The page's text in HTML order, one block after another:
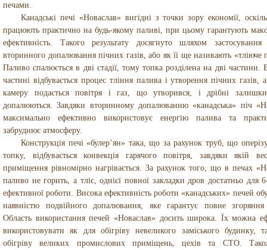
печами.
Канадські печі «Новаслав» вигідні з точки зору економії,
працюють практично на будь-якому паливі, при цьому гарантують
ефективність. Такого результату досягнуто шляхом застосування
вторинного допалювання пічних газів, або як її ще називають «тліюче
Паливо спалюється в дві стадії, тому топка розділена на дві частини.
частині відбувається процес тління палива і утворення пічних газів,
камеру подається повітря і газ, що утворився, і дрібні
допалюються. Завдяки вторинному допалюванню «канадська» піч
максимально ефективно використовує енергію палива та
забруднює атмосферу.
Конструкція печі «булер’ян» така, що за рахунок труб, що
топку, відбувається конвекція гарячого повітря, завдяки якій
приміщення рівномірно нагрівається. За рахунок того, що в печах
паливо не горить, а тліє, однієї повної закладки дров достатньо для
ефективної роботи. Висока ефективність роботи «канадських» печей
​​наявністю подвійного допалювання, яке гарантує повне
Область використання печей «Новаслав» досить широка. Їх можна
використовувати як для обігріву невеликого заміського будинку,
обігріву великих промислових приміщень, цехів та СТО.